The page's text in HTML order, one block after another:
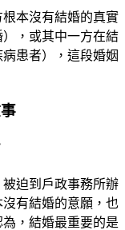
本沒有結婚的真實
，或其中一方在結
患者），這段婚姻
迫到戶政事務所辦
有結婚的意願，也
，結婚最重要的是